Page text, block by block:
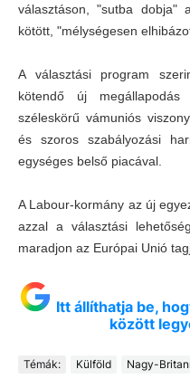
választáson, "sutba dobja"
kötött, "mélységesen
A választási program
kötendő új
széleskörű vámuniós
és szoros szabályozási
egységes belső piacával.
A Labour-kormány az új
azzal a választási
maradjon az Európai Unió
Itt állíthatja be,
között
Témák: Külföld Nagy-